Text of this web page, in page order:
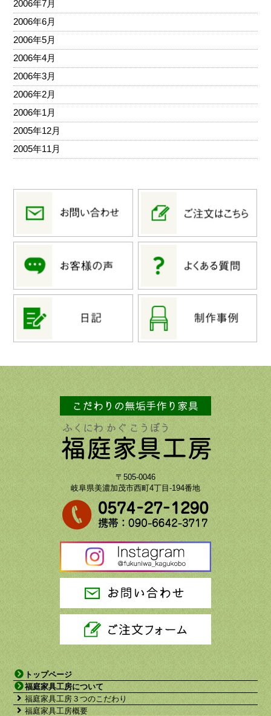
2006年7月
2006年6月
2006年5月
2006年4月
2006年3月
2006年2月
2006年1月
2005年12月
2005年11月
〒505-0046
岐阜県美濃加茂市西町4丁目-194番地
トップページ
福庭家具工房について
福庭家具工房３つのこだわり
福庭家具工房概要